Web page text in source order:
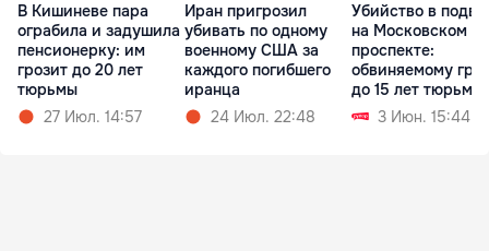
В Кишиневе пара
ограбила и задушила
пенсионерку: им
грозит до 20 лет
тюрьмы
27 Июл. 14:57
Иран пригрозил
убивать по одному
военному США за
каждого погибшего
иранца
24 Июл. 22:48
Убийство в
на Московском
проспекте:
обвиняемому
до 15 лет тюрьмы
3 Июн. 15:44